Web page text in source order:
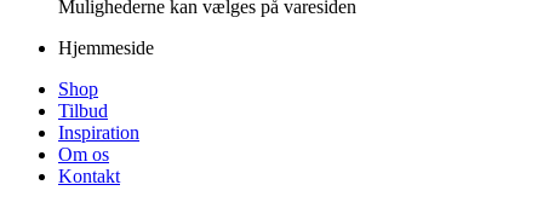
Mulighederne kan vælges på varesiden
Hjemmeside
Shop
Tilbud
Inspiration
Om os
Kontakt